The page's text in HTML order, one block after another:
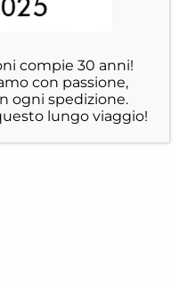
compie 30 anni!
con passione,
ogni spedizione.
lungo viaggio!